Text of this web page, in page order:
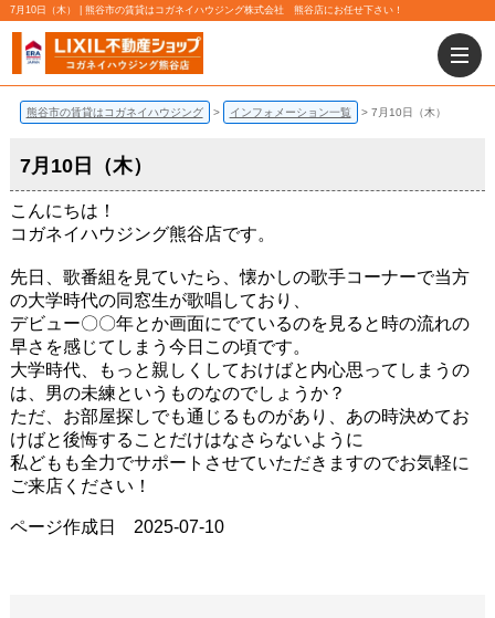
7月10日（木） | 熊谷市の賃貸はコガネイハウジング株式会社 熊谷店にお任せ下さい！
熊谷市の賃貸はコガネイハウジング インフォメーション一覧 7月10日（木）
7月10日（木）
こんにちは！
コガネイハウジング熊谷店です。
先日、歌番組を見ていたら、懐かしの歌手コーナーで当方
の大学時代の同窓生が歌唱しており、
デビュー〇〇年とか画面にでているのを見ると時の流れの
早さを感じてしまう今日この頃です。
大学時代、もっと親しくしておけばと内心思ってしまうの
は、男の未練というものなのでしょうか？
ただ、お部屋探しでも通じるものがあり、あの時決めてお
けばと後悔することだけはなさらないように
私どもも全力でサポートさせていただきますのでお気軽に
ご来店ください！
ページ作成日 2025-07-10